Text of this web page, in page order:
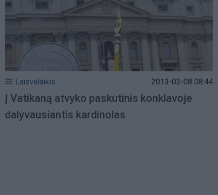
Laisvalaikis 2013-03-08 08:44
Į Vatikaną atvyko paskutinis konklavoje
dalyvausiantis kardinolas